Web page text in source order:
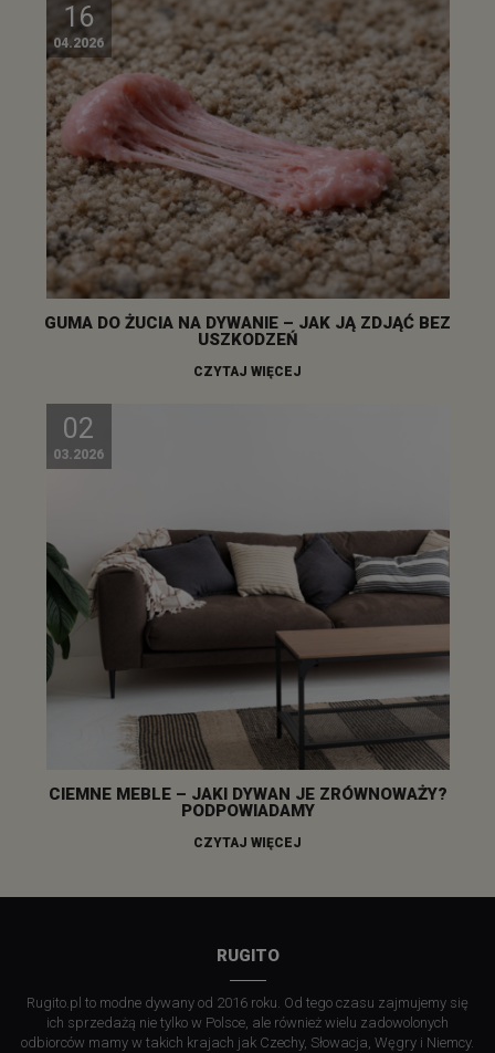
16
04.2026
GUMA DO ŻUCIA NA DYWANIE – JAK JĄ ZDJĄĆ BEZ
USZKODZEŃ
CZYTAJ WIĘCEJ
02
03.2026
CIEMNE MEBLE – JAKI DYWAN JE ZRÓWNOWAŻY?
PODPOWIADAMY
CZYTAJ WIĘCEJ
RUGITO
Rugito.pl to modne dywany od 2016 roku. Od tego czasu zajmujemy się
ich sprzedażą nie tylko w Polsce, ale również wielu zadowolonych
odbiorców mamy w takich krajach jak Czechy, Słowacja, Węgry i Niemcy.